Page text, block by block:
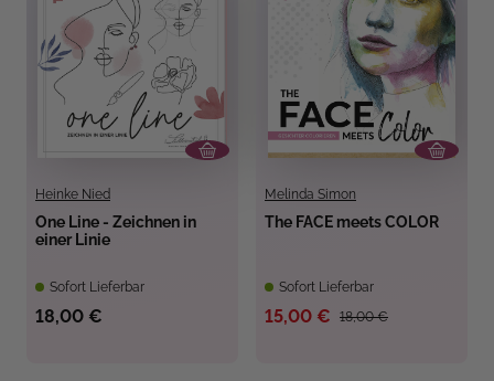
Heinke Nied
One Line - Zeichnen in
einer Linie
Sofort Lieferbar
18,00 €
Melinda Simon
The FACE meets COLOR
Sofort Lieferbar
18,00 €
15,00 €